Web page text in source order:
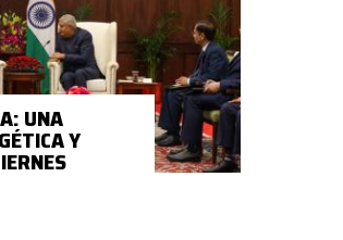
UNA
Y